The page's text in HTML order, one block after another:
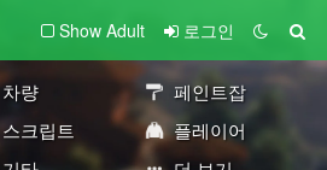
Show Adult 로그인
차량
페인트잡
스크립트
플레이어